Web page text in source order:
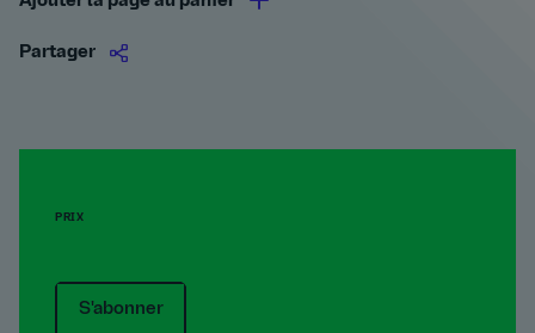
Partager
PRIX
S'abonner